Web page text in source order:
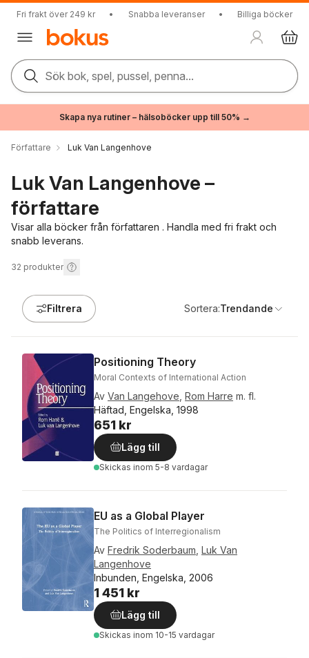
Fri frakt över 249 kr • Snabba leveranser • Billiga böcker
Sök bok, spel, pussel, penna...
Skapa nya rutiner – hälsoböcker upp till 50% →
Författare Luk Van Langenhove
Luk Van Langenhove –
författare
Visar alla böcker från författaren . Handla med fri frakt och
snabb leverans.
32 produkter
Filtrera Sortera:Trendande
Positioning Theory
Moral Contexts of International Action
Av Van Langehove Rom Harre m. fl.
Häftad, Engelska, 1998
651 kr
Lägg till
Skickas inom 5-8 vardagar
EU as a Global Player
The Politics of Interregionalism
Av Fredrik Soderbaum Luk Van
Langenhove
Inbunden, Engelska, 2006
1 451 kr
Lägg till
Skickas inom 10-15 vardagar